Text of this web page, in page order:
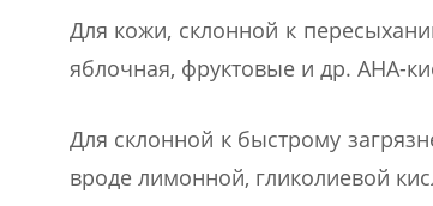
Для кожи, склонной к
яблочная, фруктовые и др. АНА-
Для склонной к быстрому
вроде лимонной, гликолиевой